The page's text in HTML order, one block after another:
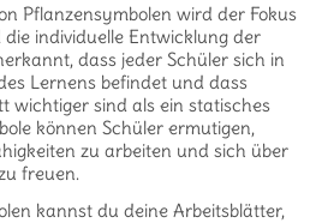
Pflanzensymbolen wird der Fokus
individuelle Entwicklung der
dass jeder Schüler sich in
Lernens befindet und dass
wichtiger sind als ein statisches
können Schüler ermutigen,
zu arbeiten und sich über
freuen.
kannst du deine Arbeitsblätter,